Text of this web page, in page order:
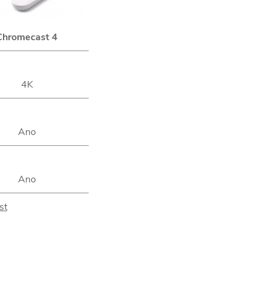
4
4K
Ano
Ano